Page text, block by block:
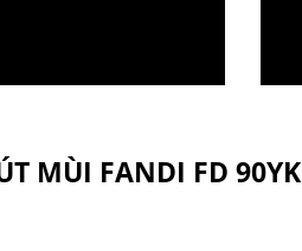
MÙI FANDI FD 90YK